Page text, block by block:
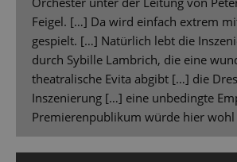
Feigel. […] Da wird einfach extrem
gespielt. […] Natürlich lebt die
durch Sybille Lambrich, die eine
theatralische Evita abgibt […] die
Inszenierung […] eine unbedingte
Premierenpublikum würde hier